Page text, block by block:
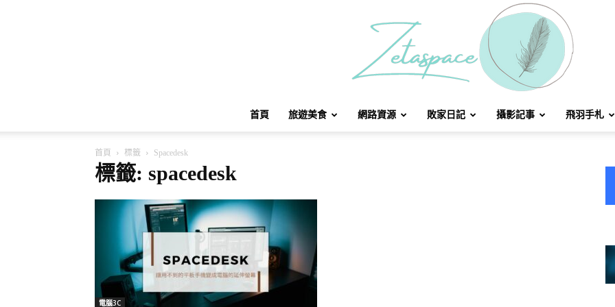
首頁 旅遊美食 網路資源 敗家日記 攝影記事 飛羽手札
首頁 標籤 Spacedesk
標籤: spacedesk
電腦3C